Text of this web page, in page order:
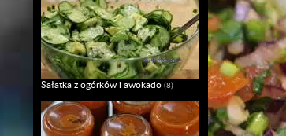
Sałatka z ogórków i awokado (8)